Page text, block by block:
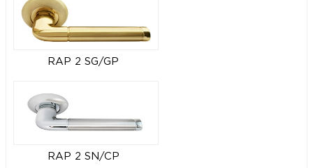
RAP 2 SG/GP
RAP 2 SN/CP